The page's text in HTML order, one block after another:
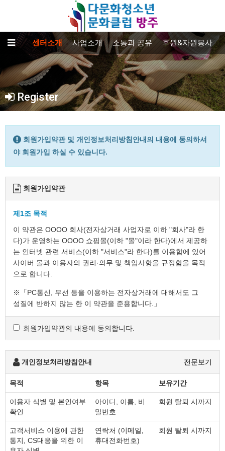
센터소개 사업소개 소통과 공유 후원&자원봉사
Register
회원가입약관 및 개인정보처리방침안내의 내용에 동의하셔
야 회원가입 하실 수 있습니다.
회원가입약관
제1조 목적
이 약관은 OOOO 회사(전자상거래 사업자로 이하 "회사"라 한
다)가 운영하는 OOOO 쇼핑몰(이하 "몰"이라 한다)에서 제공하
는 인터넷 관련 서비스(이하 "서비스"라 한다)를 이용함에 있어
사이버 몰과 이용자의 권리·의무 및 책임사항을 규정함을 목적
으로 합니다.
※「PC통신, 무선 등을 이용하는 전자상거래에 대해서도 그
성질에 반하지 않는 한 이 약관을 준용합니다.」
제2조 정의
이용하여 재화 등을 거래할 수 있도록 설정한 가상의
영업장을 말하며, 아울러 사이버몰을 운영하는 사업자의
"이용자"란 "몰"에 접속하여 이 약관에 따라 "몰"이
제공하는 서비스를 받는 회원 및 비회원을 말합니다.
'회원'이라 함은 “몰”에 회원등록을 한 자로서, 계속적으로
"몰"이 제공하는 서비스를 이용할 수 있는 자를 말합니다.
'비회원'이라 함은 회원에 가입하지 않고 "몰"이 제공하는
회원가입약관의 내용에 동의합니다.
전문보기
개인정보처리방침안내
목적 항목 보유기간
이용자 식별 및 본인여부
확인
아이디, 이름, 비
밀번호
회원 탈퇴 시까지
고객서비스 이용에 관한
통지, CS대응을 위한 이
연락처 (이메일,
휴대전화번호)
회원 탈퇴 시까지